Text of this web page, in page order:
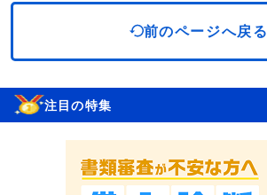
前のページへ戻る
注目の特集